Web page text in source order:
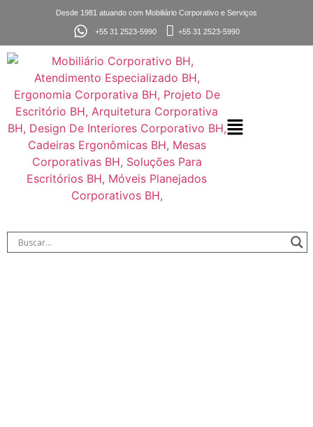
Desde 1981 atuando com Mobiliário Corporativo e Serviços
+55 31 2523-5990 +55 31 2523-5990